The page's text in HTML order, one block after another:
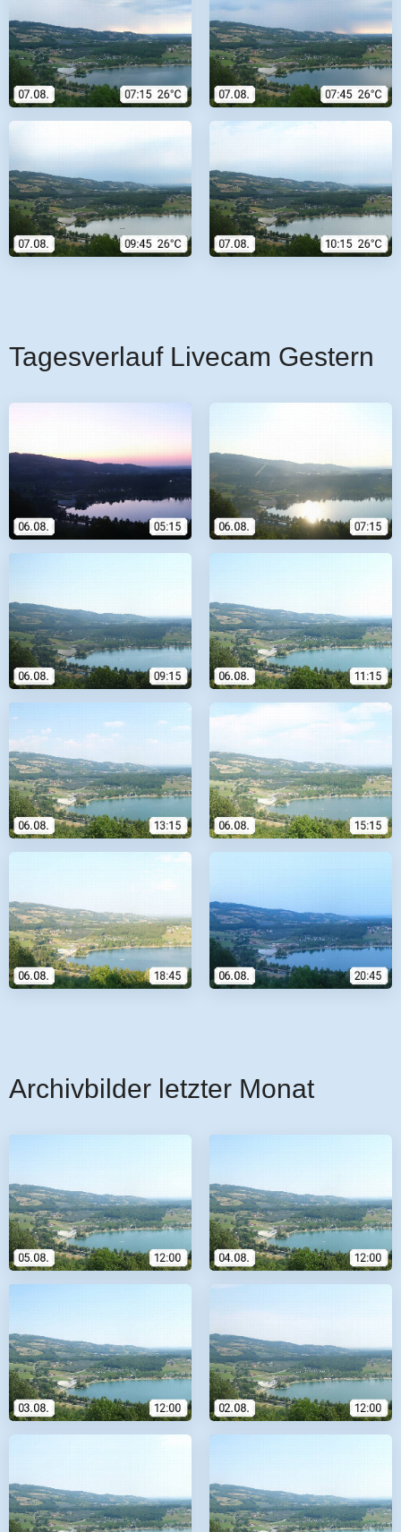
Tagesverlauf Livecam Gestern
Archivbilder letzter Monat